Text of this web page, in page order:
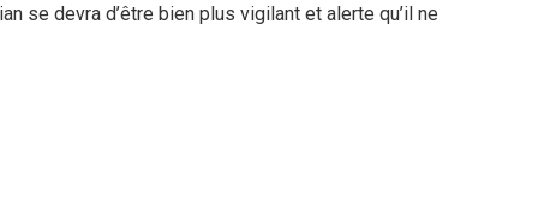
se devra d’être bien plus vigilant et alerte qu’il ne